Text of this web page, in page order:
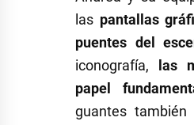
las pantallas
puentes del
iconografía,
las
papel
guantes